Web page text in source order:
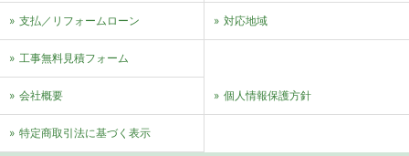
支払／リフォームローン 対応地域
⼯事無料⾒積フォーム
会社概要 個⼈情報保護⽅針
特定商取引法に基づく表⽰